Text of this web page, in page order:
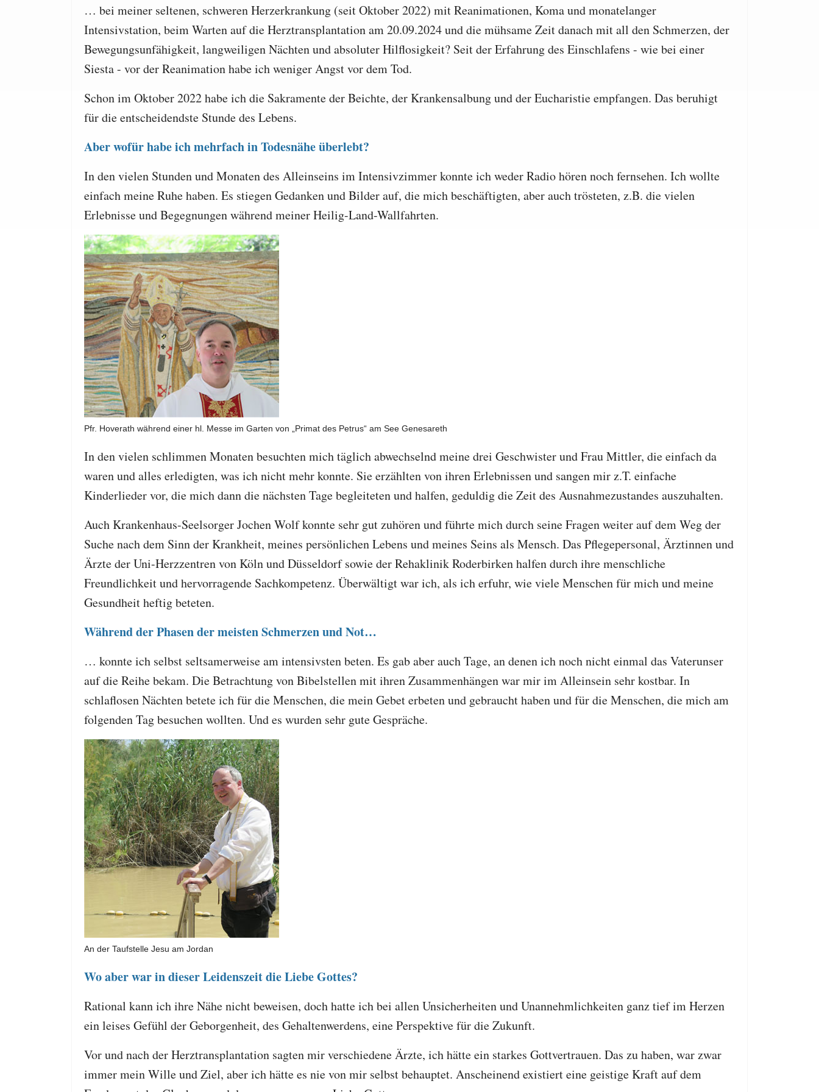
… bei meiner seltenen, schweren Herzerkrankung (seit Oktober 2022) mit Reanimationen, Koma und monatelanger
Intensivstation, beim Warten auf die Herztransplantation am 20.09.2024 und die mühsame Zeit danach mit all den Schmerzen, der
Bewegungsunfähigkeit, langweiligen Nächten und absoluter Hilflosigkeit? Seit der Erfahrung des Einschlafens - wie bei einer
Siesta - vor der Reanimation habe ich weniger Angst vor dem Tod.
Schon im Oktober 2022 habe ich die Sakramente der Beichte, der Krankensalbung und der Eucharistie empfangen. Das beruhigt
für die entscheidendste Stunde des Lebens.
Aber wofür habe ich mehrfach in Todesnähe überlebt?
In den vielen Stunden und Monaten des Alleinseins im Intensivzimmer konnte ich weder Radio hören noch fernsehen. Ich wollte
einfach meine Ruhe haben. Es stiegen Gedanken und Bilder auf, die mich beschäftigten, aber auch trösteten, z.B. die vielen
Erlebnisse und Begegnungen während meiner Heilig-Land-Wallfahrten.
Pfr. Hoverath während einer hl. Messe im Garten von „Primat des Petrus“ am See Genesareth
In den vielen schlimmen Monaten besuchten mich täglich abwechselnd meine drei Geschwister und Frau Mittler, die einfach da
waren und alles erledigten, was ich nicht mehr konnte. Sie erzählten von ihren Erlebnissen und sangen mir z.T. einfache
Kinderlieder vor, die mich dann die nächsten Tage begleiteten und halfen, geduldig die Zeit des Ausnahmezustandes auszuhalten.
Auch Krankenhaus-Seelsorger Jochen Wolf konnte sehr gut zuhören und führte mich durch seine Fragen weiter auf dem Weg der
Suche nach dem Sinn der Krankheit, meines persönlichen Lebens und meines Seins als Mensch. Das Pflegepersonal, Ärztinnen und
Ärzte der Uni-Herzzentren von Köln und Düsseldorf sowie der Rehaklinik Roderbirken halfen durch ihre menschliche
Freundlichkeit und hervorragende Sachkompetenz. Überwältigt war ich, als ich erfuhr, wie viele Menschen für mich und meine
Gesundheit heftig beteten.
Während der Phasen der meisten Schmerzen und Not…
… konnte ich selbst seltsamerweise am intensivsten beten. Es gab aber auch Tage, an denen ich noch nicht einmal das Vaterunser
auf die Reihe bekam. Die Betrachtung von Bibelstellen mit ihren Zusammenhängen war mir im Alleinsein sehr kostbar. In
schlaflosen Nächten betete ich für die Menschen, die mein Gebet erbeten und gebraucht haben und für die Menschen, die mich am
folgenden Tag besuchen wollten. Und es wurden sehr gute Gespräche.
An der Taufstelle Jesu am Jordan
Wo aber war in dieser Leidenszeit die Liebe Gottes?
Rational kann ich ihre Nähe nicht beweisen, doch hatte ich bei allen Unsicherheiten und Unannehmlichkeiten ganz tief im Herzen
ein leises Gefühl der Geborgenheit, des Gehaltenwerdens, eine Perspektive für die Zukunft.
Vor und nach der Herztransplantation sagten mir verschiedene Ärzte, ich hätte ein starkes Gottvertrauen. Das zu haben, war zwar
immer mein Wille und Ziel, aber ich hätte es nie von mir selbst behauptet. Anscheinend existiert eine geistige Kraft auf dem